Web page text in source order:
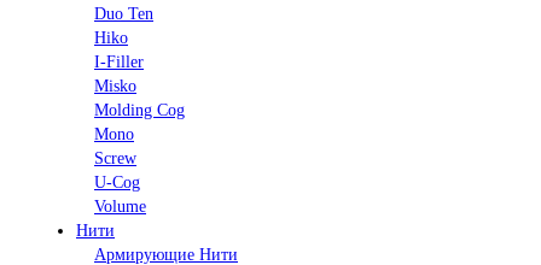
Duo Ten
Hiko
I-Filler
Misko
Molding Cog
Mono
Screw
U-Cog
Volume
Нити
Армирующие Нити